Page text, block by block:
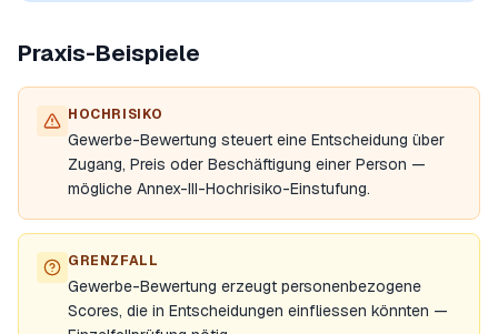
Praxis-Beispiele
HOCHRISIKO
Gewerbe-Bewertung steuert eine Entscheidung über
Zugang, Preis oder Beschäftigung einer Person —
mögliche Annex-III-Hochrisiko-Einstufung.
GRENZFALL
Gewerbe-Bewertung erzeugt personenbezogene
Scores, die in Entscheidungen einfliessen könnten —